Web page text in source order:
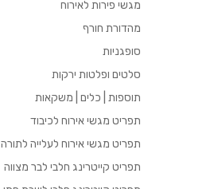
מגשי פירות לאירוח
מהדורת חורף
סופגניות
סלטים ופלטות ירקות
תוספות | כלים | משקאות
תפריט מגשי אירוח לכיבוד
תפריט מגשי אירוח לעלייה לתורה
תפריט קייטרינג חלבי לבר מצווה